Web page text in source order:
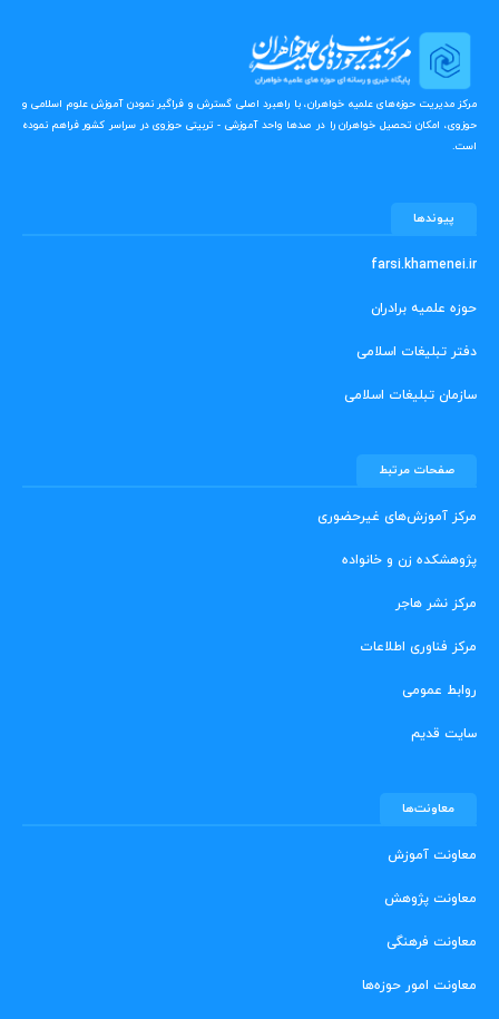
مرکز مدیریت حوزه‌های علمیه خواهران، با راهبرد اصلی گسترش و فراگیر نمودن آموزش علوم اسلامی و
حوزوی، امکان تحصیل خواهران را در صدها واحد آموزشی - تربیتی حوزوی در سراسر کشور فراهم نموده
است.
پیوندها
farsi.khamenei.ir
حوزه علمیه برادران
دفتر تبلیغات اسلامی
سازمان تبلیغات اسلامی
صفحات مرتبط
مرکز آموزش‌های غیرحضوری
پژوهشکده زن و خانواده
مرکز نشر هاجر
مرکز فناوری اطلاعات
روابط عمومی
سایت قدیم
معاونت‌ها
معاونت آموزش
معاونت پژوهش
معاونت فرهنگی
معاونت امور حوزه‌ها